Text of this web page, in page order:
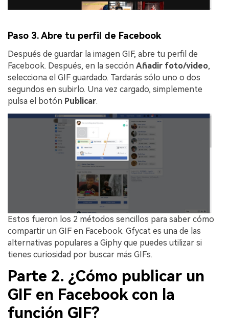
Paso 3. Abre tu perfil de Facebook
Después de guardar la imagen GIF, abre tu perfil de
Facebook. Después, en la sección Añadir foto/video,
selecciona el GIF guardado. Tardarás sólo uno o dos
segundos en subirlo. Una vez cargado, simplemente
pulsa el botón Publicar.
Estos fueron los 2 métodos sencillos para saber cómo
compartir un GIF en Facebook. Gfycat es una de las
alternativas populares a Giphy que puedes utilizar si
tienes curiosidad por buscar más GIFs.
Parte 2. ¿Cómo publicar un
GIF en Facebook con la
función GIF?